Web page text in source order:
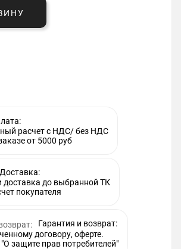
расчет с НДС/ без НДС
от 5000 руб
Доставка:
до выбранной ТК
покупателя
Гарантия и возврат:
договору, оферте.
защите прав потребителей"